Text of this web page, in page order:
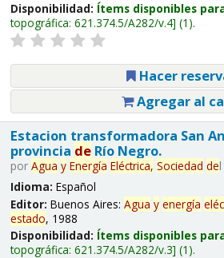
Disponibilidad: Ítems disponibles
topográfica: 621.374.5/A282/v.4 (1).
Hacer
Agregar al
Estacion transformadora San
provincia deRío Negro.
por Agua y Energía Eléctrica, Sociedad del
Idioma: Español
Editor: Buenos Aires: Agua y energía
estado, 1988
Disponibilidad: Ítems disponibles
topográfica: 621.374.5/A282/v.3 (1).